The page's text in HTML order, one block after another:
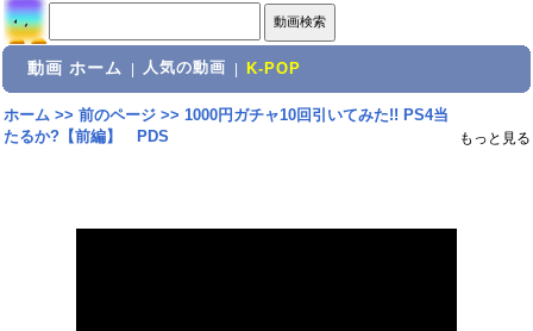
動画 ホーム 人気の動画 K-POP
ホーム>> 前のページ>> 1000円ガチャ10回引いてみた!! PS4当
たるか?【前編】 PDS
もっと見る